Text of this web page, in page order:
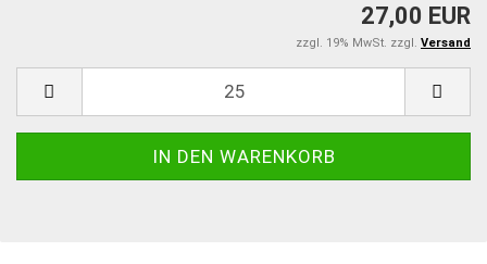
27,00 EUR
zzgl. 19% MwSt. zzgl. Versand